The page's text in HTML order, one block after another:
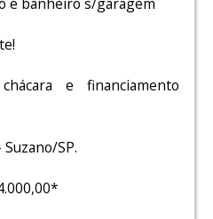
e financiamento
Suzano/SP.